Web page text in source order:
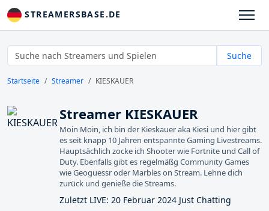
STREAMERSBASE.DE
Suche
Startseite Streamer KIESKAUER
Streamer KIESKAUER
Moin Moin, ich bin der Kieskauer aka Kiesi und hier gibt
es seit knapp 10 Jahren entspannte Gaming Livestreams.
Hauptsächlich zocke ich Shooter wie Fortnite und Call of
Duty. Ebenfalls gibt es regelmäßg Community Games
wie Geoguessr oder Marbles on Stream. Lehne dich
zurück und genieße die Streams.
Zuletzt LIVE: 20 Februar 2024 Just Chatting